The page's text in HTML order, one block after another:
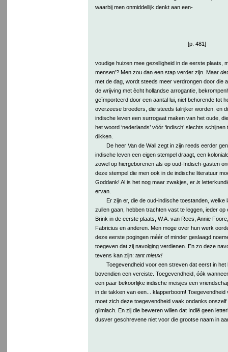
waarbij men onmiddellijk denkt aan een-
[p. 481]
voudige huizen mee gezelligheid in de eerste plaats,
mensen’? Men zou dan een stap verder zijn. Maar
met de dag, wordt steeds meer verdrongen door die
de wrijving met ècht hollandse arrogantie,
geïmporteerd door een aantal lui, niet behorende tot
overzeese broeders, die steeds talrijker worden, en
indische leven een surrogaat maken van het oude,
het woord ‘nederlands’ vóór ‘indisch’ slechts
dikken.
De heer Van de Wall zegt in zijn reeds eerder
indische leven een eigen stempel draagt, een
zowel op hiergeborenen als op oud-Indisch-gasten
deze stempel die men ook in de indische literatuur
Goddank! Al is het nog maar zwakjes, er is
ervan.
Er zijn er, die de oud-indische toestanden, welke
zullen gaan, hebben trachten vast te leggen, ieder op
Brink in de eerste plaats, W.A. van Rees, Annie
Fabricius en anderen. Men moge over hun werk
deze eerste pogingen méér of minder geslaagd
toegeven dat zij navolging verdienen. En zo deze
tevens kan zijn: tant mieux!
Toegevendheid voor een streven dat eerst in
bovendien een vereiste. Toegevendheid, óók
een paar bekoorlijke indische meisjes een
in de takken van een... klapperboom! Toegevendheid
moet zich deze toegevendheid vaak ondanks onszelf
glimlach. En zij die beweren willen dat Indië geen
dusver geschrevene niet voor die grootse naam in